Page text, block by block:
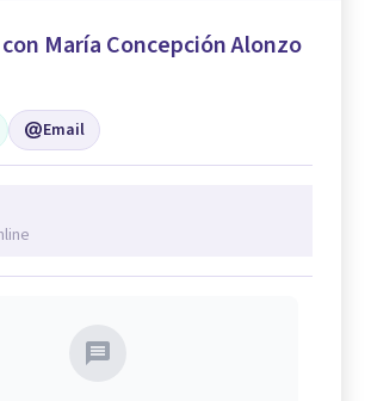
María Concepción Alonzo
Email